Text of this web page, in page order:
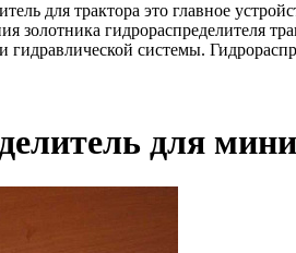
для трактора это главное
золотника гидрораспределителя
системы.
для